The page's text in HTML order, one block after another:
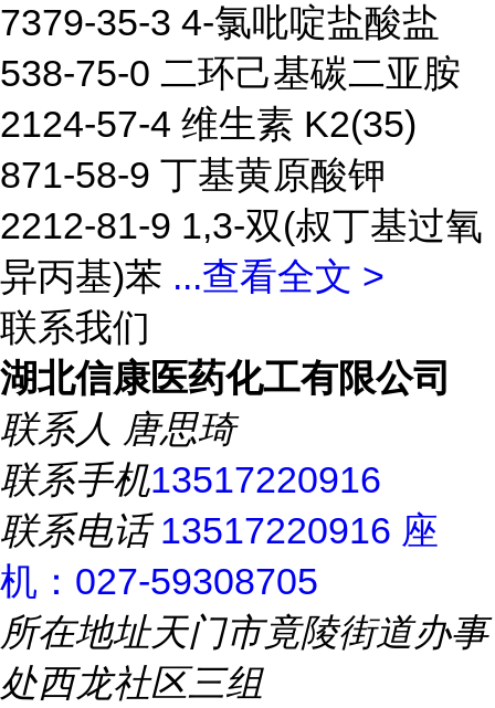
7379-35-3 4-氯吡啶盐酸盐
538-75-0 二环己基碳二亚胺
2124-57-4 维生素 K2(35)
871-58-9 丁基黄原酸钾
2212-81-9 1,3-双(叔丁基过氧
异丙基)苯 ...查看全文 >
联系我们
湖北信康医药化工有限公司
联系人 唐思琦
联系手机13517220916
联系电话13517220916 座
机：027-59308705
所在地址天门市竟陵街道办事
处西龙社区三组